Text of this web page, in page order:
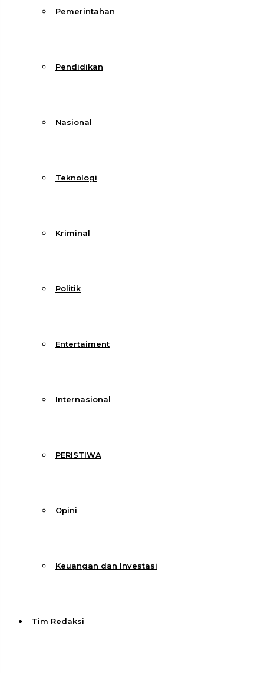
Pemerintahan
Pendidikan
Nasional
Teknologi
Kriminal
Politik
Entertaiment
Internasional
PERISTIWA
Opini
Keuangan dan Investasi
Tim Redaksi